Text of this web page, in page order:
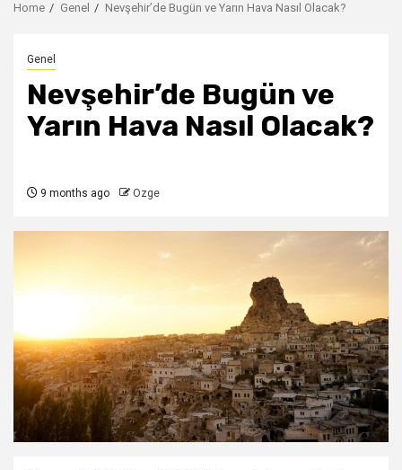
Home Genel Nevşehir’de Bugün ve Yarın Hava Nasıl Olacak?
Genel
Nevşehir’de Bugün ve
Yarın Hava Nasıl Olacak?
9 months ago Ozge